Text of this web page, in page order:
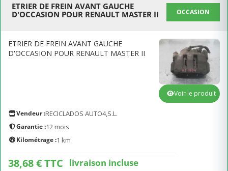
ETRIER DE FREIN AVANT GAUCHE
D'OCCASION POUR RENAULT MASTER II
OCCASION
ETRIER DE FREIN AVANT GAUCHE
D'OCCASION POUR RENAULT MASTER II
Vendeur :RECICLADOS AUTO4,S.L.
Garantie :12 mois
Kilométrage :1 km
38,68 € TTC livraison incluse
Voir le produit